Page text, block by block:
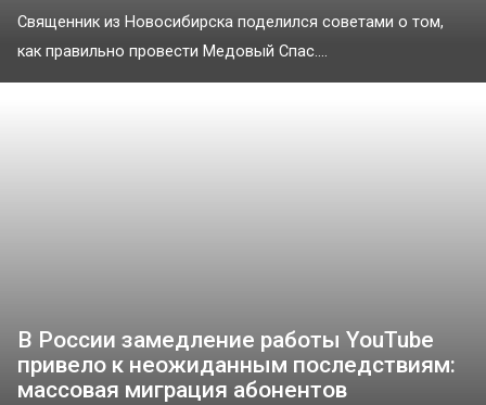
Священник из Новосибирска поделился советами о том,
как правильно провести Медовый Спас....
В России замедление работы YouTube
привело к неожиданным последствиям:
массовая миграция абонентов